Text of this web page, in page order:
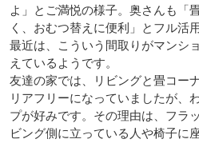
よ」とご満悦の様子。奥さんも「
く、おむつ替えに便利」とフル活
最近は、こういう間取りがマンシ
えているようです。
友達の家では、リビングと畳コー
リアフリーになっていましたが、
プが好みです。その理由は、フラ
ビング側に立っている人や椅子に